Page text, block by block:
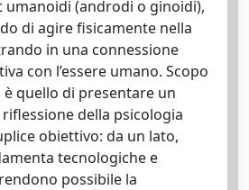
(androdi o ginoidi),
di agire fisicamente nella
in una connessione
con l’essere umano. Scopo
quello di presentare un
della psicologia
obiettivo: da un lato,
tecnologiche e
possibile la